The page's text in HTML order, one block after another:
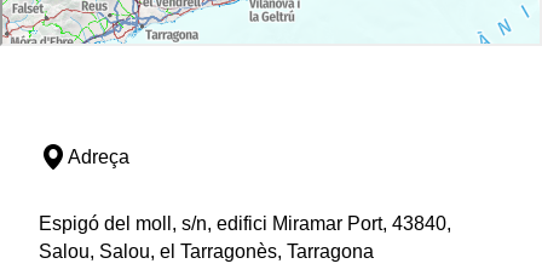
Adreça
Espigó del moll, s/n, edifici Miramar Port, 43840,
Salou, Salou, el Tarragonès, Tarragona